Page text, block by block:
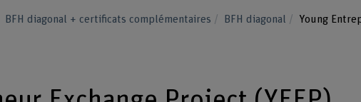
BFH diagonal + certificats complémentaires BFH diagonal Young